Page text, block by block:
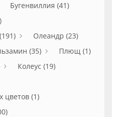
Бугенвиллия (41)
Олеандр (23)
(35)
Плющ (1)
Колеус (19)
цветов (1)